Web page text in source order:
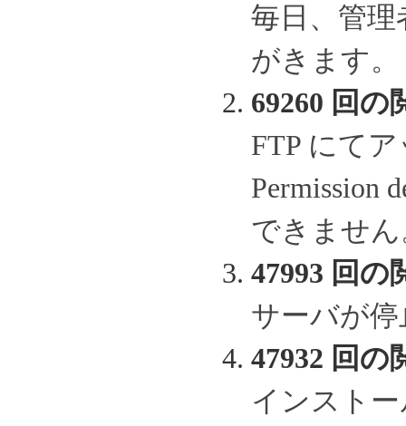
毎日、管
がきます。
69260 回の
FTP にて
Permission
できません
47993 回の
サーバが
47932 回の
インスト